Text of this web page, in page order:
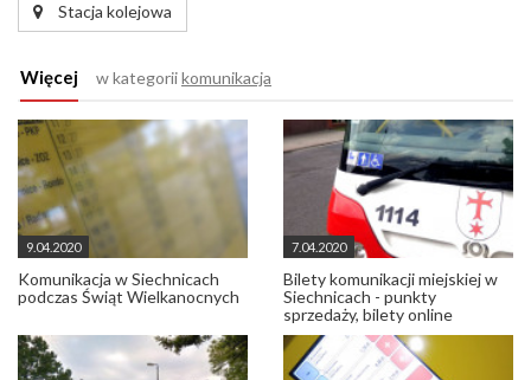
Stacja kolejowa
Więcej w kategoriikomunikacja
9.04.2020
Komunikacja w Siechnicach
podczas Świąt Wielkanocnych
7.04.2020
Bilety komunikacji miejskiej w
Siechnicach - punkty
sprzedaży, bilety online